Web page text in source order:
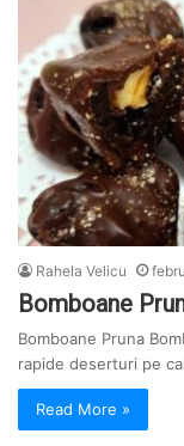
Rahela Velicu
Bomboane
Bomboane Pruna
rapide deserturi pe
Read More »